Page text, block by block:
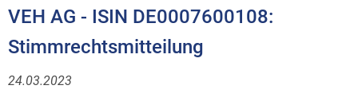
VEH AG - ISIN DE0007600108:
Stimmrechtsmitteilung
24.03.2023